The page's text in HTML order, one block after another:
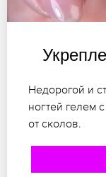
Недорогой и
ногтей гелем
от сколов.